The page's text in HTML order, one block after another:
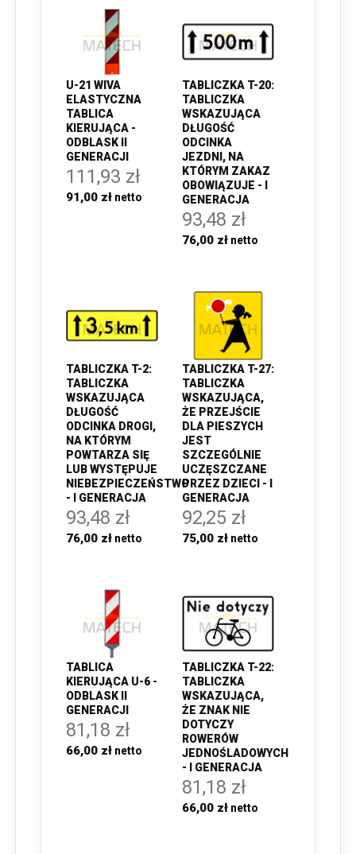
U-21 WIVA
ELASTYCZNA
TABLICA
KIERUJĄCA -
ODBLASK II
GENERACJI
111,93 zł
91,00 zł
TABLICZKA T-20:
TABLICZKA
WSKAZUJĄCA
DŁUGOŚĆ
ODCINKA
JEZDNI, NA
KTÓRYM ZAKAZ
OBOWIĄZUJE - I
GENERACJA
93,48 zł
76,00 zł
TABLICZKA T-2:
TABLICZKA
WSKAZUJĄCA
DŁUGOŚĆ
ODCINKA DROGI,
NA KTÓRYM
POWTARZA SIĘ
LUB WYSTĘPUJE
NIEBEZPIECZEŃSTWO
- I GENERACJA
93,48 zł
76,00 zł
TABLICZKA T-27:
TABLICZKA
WSKAZUJĄCA,
ŻE PRZEJŚCIE
DLA PIESZYCH
JEST
SZCZEGÓLNIE
UCZĘSZCZANE
PRZEZ DZIECI - I
GENERACJA
92,25 zł
75,00 zł
TABLICA
KIERUJĄCA U-6 -
ODBLASK II
GENERACJI
81,18 zł
66,00 zł
TABLICZKA T-22:
TABLICZKA
WSKAZUJĄCA,
ŻE ZNAK NIE
DOTYCZY
ROWERÓW
JEDNOŚLADOWYCH
- I GENERACJA
81,18 zł
66,00 zł